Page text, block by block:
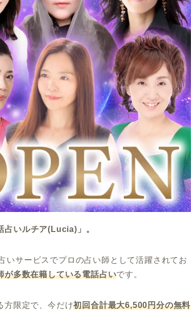
いルチア(Lucia)」。
いサービスでプロの占い師として活躍されてお
が多数在籍している電話占いです。
方限定で、今だけ初回合計最大6,500円分の無料